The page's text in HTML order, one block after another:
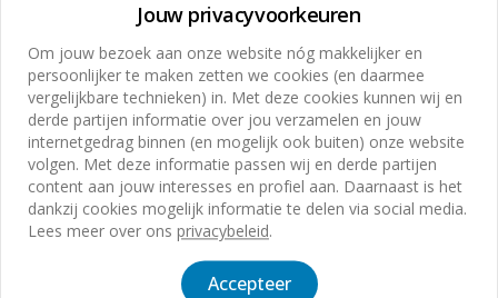
Renson
Luvema
AXA
Roto Frank
Gebr. Bodegraven
GU
FUHR
Jouw privacyvoorkeuren
Om jouw bezoek aan onze website nóg makkelijker en
persoonlijker te maken zetten we cookies (en daarmee
vergelijkbare technieken) in. Met deze cookies kunnen wij en
derde partijen informatie over jou verzamelen en jouw
internetgedrag binnen (en mogelijk ook buiten) onze website
volgen. Met deze informatie passen wij en derde partijen
content aan jouw interesses en profiel aan. Daarnaast is het
dankzij cookies mogelijk informatie te delen via social media.
Lees meer over ons privacybeleid.
Accepteer